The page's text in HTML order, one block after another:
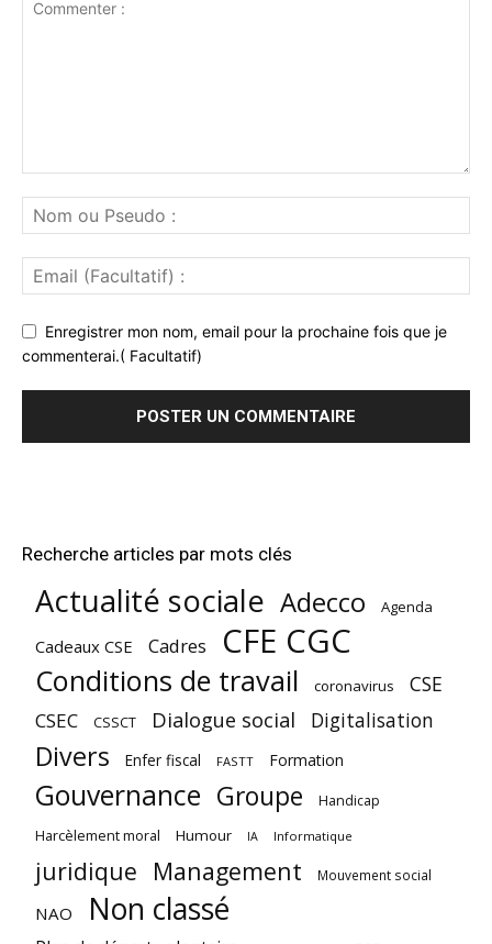
Enregistrer mon nom, email pour la prochaine fois que je
commenterai.( Facultatif)
Recherche articles par mots clés
Actualité sociale Adecco Agenda
Cadeaux CSE Cadres CFE CGC
Conditions de travail coronavirus CSE
CSEC CSSCT Dialogue social Digitalisation
Divers Enfer fiscal FASTT Formation
Gouvernance Groupe Handicap
Harcèlement moral Humour IA Informatique
juridique Management Mouvement social
NAO Non classé